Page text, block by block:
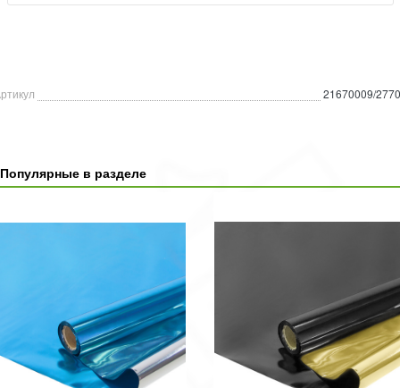
21670009/
Популярные в разделе